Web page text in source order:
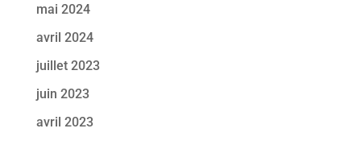
mai 2024
avril 2024
juillet 2023
juin 2023
avril 2023